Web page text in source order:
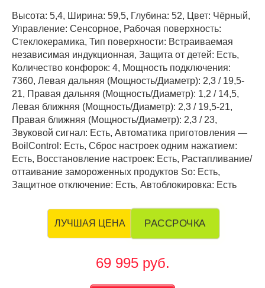
Высота: 5,4, Ширина: 59,5, Глубина: 52, Цвет: Чёрный,
Управление: Сенсорное, Рабочая поверхность:
Стеклокерамика, Тип поверхности: Встраиваемая
независимая индукционная, Защита от детей: Есть,
Количество конфорок: 4, Мощность подключения:
7360, Левая дальняя (Мощность/Диаметр): 2,3 / 19,5-
21, Правая дальняя (Мощность/Диаметр): 1,2 / 14,5,
Левая ближняя (Мощность/Диаметр): 2,3 / 19,5-21,
Правая ближняя (Мощность/Диаметр): 2,3 / 23,
Звуковой сигнал: Есть, Автоматика приготовления —
BoilControl: Есть, Сброс настроек одним нажатием:
Есть, Восстановление настроек: Есть, Растапливание/
оттаивание замороженных продуктов So: Есть,
Защитное отключение: Есть, Автоблокировка: Есть
ЛУЧШАЯ ЦЕНА РАССРОЧКА
69 995 руб.